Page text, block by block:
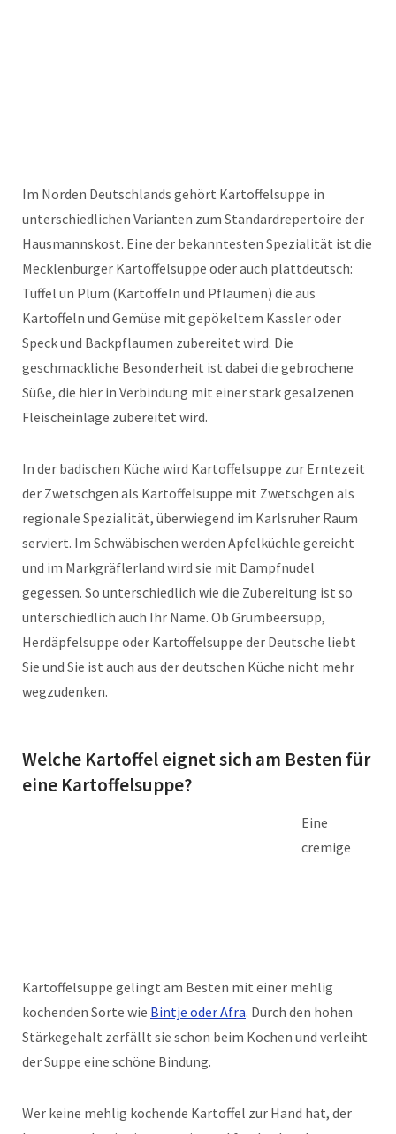
Im Norden Deutschlands gehört Kartoffelsuppe in
unterschiedlichen Varianten zum Standardrepertoire der
Hausmannskost. Eine der bekanntesten Spezialität ist die
Mecklenburger Kartoffelsuppe oder auch plattdeutsch:
Tüffel un Plum (Kartoffeln und Pflaumen) die aus
Kartoffeln und Gemüse mit gepökeltem Kassler oder
Speck und Backpflaumen zubereitet wird. Die
geschmackliche Besonderheit ist dabei die gebrochene
Süße, die hier in Verbindung mit einer stark gesalzenen
Fleischeinlage zubereitet wird.
In der badischen Küche wird Kartoffelsuppe zur Erntezeit
der Zwetschgen als Kartoffelsuppe mit Zwetschgen als
regionale Spezialität, überwiegend im Karlsruher Raum
serviert. Im Schwäbischen werden Apfelküchle gereicht
und im Markgräflerland wird sie mit Dampfnudel
gegessen. So unterschiedlich wie die Zubereitung ist so
unterschiedlich auch Ihr Name. Ob Grumbeersupp,
Herdäpfelsuppe oder Kartoffelsuppe der Deutsche liebt
Sie und Sie ist auch aus der deutschen Küche nicht mehr
wegzudenken.
Welche Kartoffel eignet sich am Besten für
eine Kartoffelsuppe?
Eine
cremige
Kartoffelsuppe gelingt am Besten mit einer mehlig
kochenden Sorte wie Bintje oder Afra. Durch den hohen
Stärkegehalt zerfällt sie schon beim Kochen und verleiht
der Suppe eine schöne Bindung.
Wer keine mehlig kochende Kartoffel zur Hand hat, der